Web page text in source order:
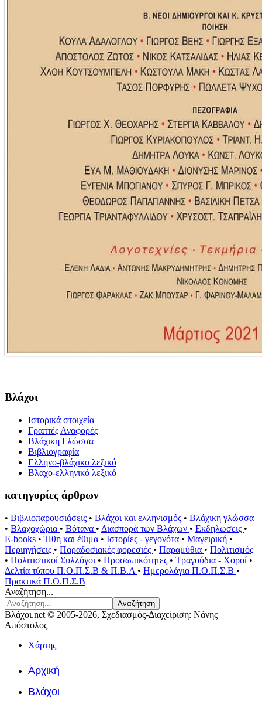
Βλάχοι
Ιστορικά στοιχεία
Γραπτές Αναφορές
Βλάχικη Γλώσσα
Βιβλιογραφία
Ελληνο-βλάχικο λεξικό
Βλαχο-ελληνικό λεξικό
κατηγορίες άρθρων
• Βιβλιοπαρουσιάσεις • Βλάχοι και ελληνισμός • Βλάχικη γλώσσα
• Βλαχοχώρια • Βότανα • Διασπορά των Βλάχων • Εκδηλώσεις •
E-books •Ήθη και έθιμα • Ιστορίες - γεγονότα • Μαγειρική •
Περιηγήσεις • Παραδοσιακές φορεσιές • Παραμύθια • Πολιτισμός
• Πολιτιστικοί Συλλόγοι • Προσωπικότητες • Τραγούδια - Χοροί •
Δελτία τύπου Π.Ο.Π.Σ.Β & Π.Β.Α • Ημερολόγια Π.Ο.Π.Σ.Β •
Πρακτικά Π.Ο.Π.Σ.Β
Αναζήτηση...
Αναζήτηση
Βλάχοι.net © 2005-2026, Σχεδιασμός-Διαχείριση: Νάνης
Απόστολος
Χάρτης
Αρχική
Βλάχοι